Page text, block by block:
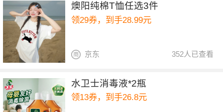
燠阳纯棉T恤任选3件
领29券，到手28.99元
352人已查看
京东
水卫士消毒液*2瓶
领13券，到手26.8元